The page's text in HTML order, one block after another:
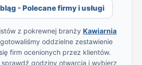
- Polecane firmy i usługi
z pokrewnej branży Kawiarnia
oddzielne zestawienie
firm ocenionych przez klientów.
sprawdź godziny otwarcia i wybierz